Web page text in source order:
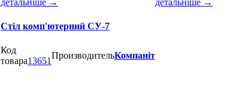
детальніше →
детальніше →
Стіл комп'ютерний СУ-7
Код
товара13651
ПроизводительКомпаніт